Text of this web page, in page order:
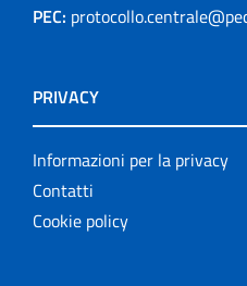
PEC:
PRIVACY
Informazioni per la privacy
Contatti
Cookie policy